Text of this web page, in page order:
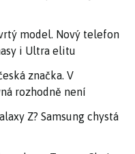
model. Nový telefon
i Ultra elitu
značka. V
rozhodně není
Z? Samsung chystá